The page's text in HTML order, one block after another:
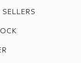
SELLERS